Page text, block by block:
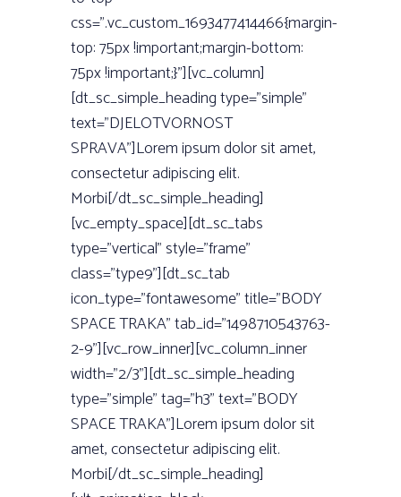
css=”.vc_custom_1693477414466{margin-
top: 75px !important;margin-bottom:
75px !important;}”][vc_column]
[dt_sc_simple_heading type=”simple”
text=”DJELOTVORNOST
SPRAVA”]Lorem ipsum dolor sit amet,
consectetur adipiscing elit.
Morbi[/dt_sc_simple_heading]
[vc_empty_space][dt_sc_tabs
type=”vertical” style=”frame”
class=”type9”][dt_sc_tab
icon_type=”fontawesome” title=”BODY
SPACE TRAKA” tab_id=”1498710543763-
2-9”][vc_row_inner][vc_column_inner
width=”2/3”][dt_sc_simple_heading
type=”simple” tag=”h3” text=”BODY
SPACE TRAKA”]Lorem ipsum dolor sit
amet, consectetur adipiscing elit.
Morbi[/dt_sc_simple_heading]